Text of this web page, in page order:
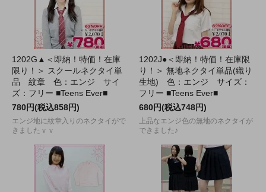
1202G▲＜即納！特価！在庫
限り！＞ スクールネクタイ単
品 紋章 色：エンジ サイ
ズ：フリー ■Teens Ever■
780円(税込858円)
エンジ地に紋章入りのネクタイがで
きましたｖｖ
1202J●＜即納！特価！在庫限
り！＞ 無地ネクタイ単品(織り
生地) 色：エンジ サイズ：
フリー ■Teens Ever■
680円(税込748円)
上品なエンジ色の無地のネクタイが
できました♪